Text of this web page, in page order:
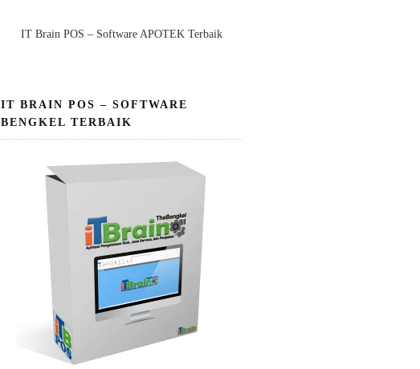
IT Brain POS – Software APOTEK Terbaik
IT BRAIN POS – SOFTWARE
BENGKEL TERBAIK